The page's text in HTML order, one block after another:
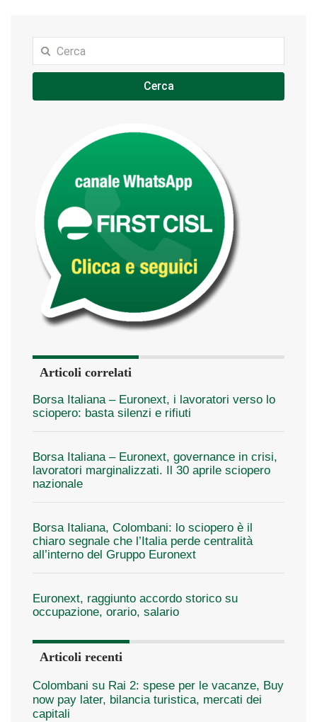
Cerca
Articoli correlati
Borsa Italiana – Euronext, i lavoratori verso lo
sciopero: basta silenzi e rifiuti
Borsa Italiana – Euronext, governance in crisi,
lavoratori marginalizzati. Il 30 aprile sciopero
nazionale
Borsa Italiana, Colombani: lo sciopero è il
chiaro segnale che l’Italia perde centralità
all’interno del Gruppo Euronext
Euronext, raggiunto accordo storico su
occupazione, orario, salario
Articoli recenti
Colombani su Rai 2: spese per le vacanze, Buy
now pay later, bilancia turistica, mercati dei
capitali